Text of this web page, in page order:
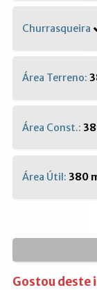
Churrasqueira
Área Terreno:
Área Const.:
Área Útil:380
Gostou deste